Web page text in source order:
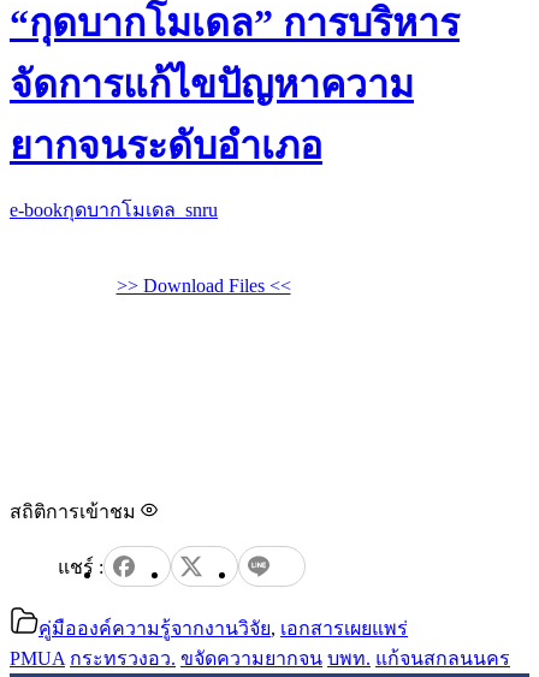
“กุดบากโมเดล” การบริหาร
จัดการแก้ไขปัญหาความ
ยากจนระดับอำเภอ
e-bookกุดบากโมเดล_snru
>> Download Files <<
สถิติการเข้าชม
คู่มือองค์ความรู้จากงานวิจัย, เอกสารเผยแพร่
PMUA กระทรวงอว. ขจัดความยากจน บพท. แก้จนสกลนนคร